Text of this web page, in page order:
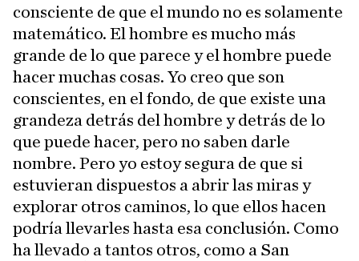
consciente de que el mundo no es solamente
matemático. El hombre es mucho más
grande de lo que parece y el hombre puede
hacer muchas cosas. Yo creo que son
conscientes, en el fondo, de que existe una
grandeza detrás del hombre y detrás de lo
que puede hacer, pero no saben darle
nombre. Pero yo estoy segura de que si
estuvieran dispuestos a abrir las miras y
explorar otros caminos, lo que ellos hacen
podría llevarles hasta esa conclusión. Como
ha llevado a tantos otros, como a San